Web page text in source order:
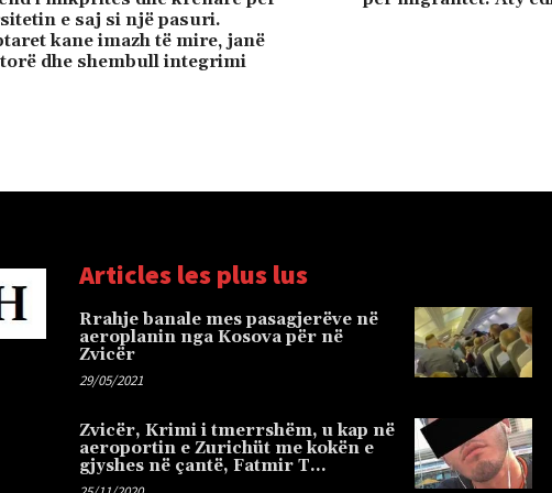
e saj si një pasuri.
kane imazh të mire, janë
dhe shembull integrimi
Articles les plus lus
Rrahje banale mes pasagjerëve në
aeroplanin nga Kosova për në
Zvicër
29/05/2021
Zvicër, Krimi i tmerrshëm, u kap në
aeroportin e Zurichüt me kokën e
gjyshes në çantë, Fatmir T…